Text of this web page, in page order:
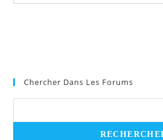
Chercher Dans Les Forums